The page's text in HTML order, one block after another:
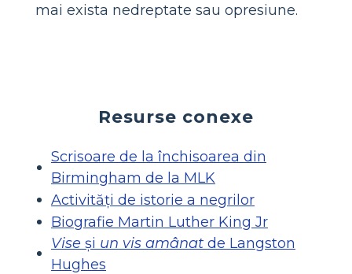
mai exista nedreptate sau opresiune.
Resurse conexe
Scrisoare de la închisoarea din
Birmingham de la MLK
Activități de istorie a negrilor
Biografie Martin Luther King Jr
Vise și un vis amânat de Langston
Hughes